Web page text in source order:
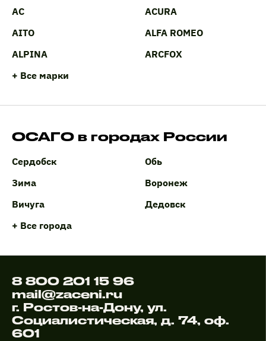
AC
ACURA
AITO
ALFA ROMEO
ALPINA
ARCFOX
+ Все марки
ОСАГО в городах России
Сердобск
Обь
Зима
Воронеж
Вичуга
Дедовск
+ Все города
8 800 201 15 96
mail@zaceni.ru
г. Ростов-на-Дону, ул.
Социалистическая, д. 74, оф.
601